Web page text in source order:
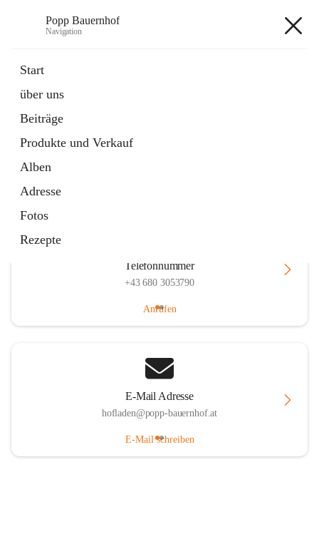
Popp Bauernhof
Navigation
Start
über uns
Beiträge
Produkte und Verkauf
Alben
Adresse
Fotos
Rezepte
Telefonnummer
+43 680 3053790
Anrufen
E-Mail Adresse
hofladen@popp-bauernhof.at
E-Mail schreiben